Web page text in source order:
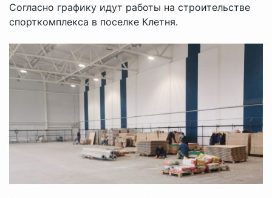
Согласно графику идут работы на строительстве
спорткомплекса в поселке Клетня.